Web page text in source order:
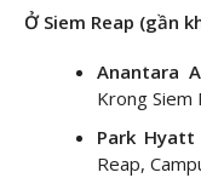
Ở Siem Reap (gần
Anantara
Krong Siem
Park Hyatt
Reap,